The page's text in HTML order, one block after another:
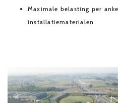
Maximale belasting per
installatiematerialen